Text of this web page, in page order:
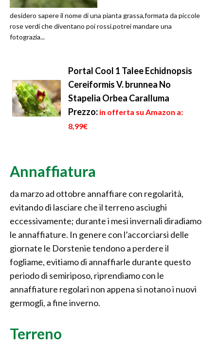
desidero sapere il nome di una pianta grassa,formata da piccole
rose verdi che diventano poi rossi.potrei mandare una
fotograzia...
Portal Cool 1 Talee Echidnopsis
Cereiformis V. brunnea No
Stapelia Orbea Caralluma
Prezzo: in offerta su Amazon a:
8,99€
Annaffiatura
da marzo ad ottobre annaffiare con regolarità,
evitando di lasciare che il terreno asciughi
eccessivamente; durante i mesi invernali diradiamo
le annaffiature. In genere con l’accorciarsi delle
giornate le Dorstenie tendono a perdere il
fogliame, evitiamo di annaffiarle durante questo
periodo di semiriposo, riprendiamo con le
annaffiature regolari non appena si notano i nuovi
germogli, a fine inverno.
Terreno